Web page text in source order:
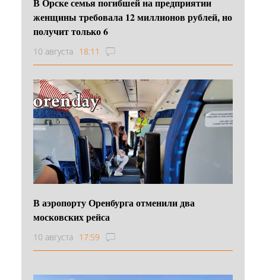
В Орске семья погибшей на предприятии
женщины требовала 12 миллионов рублей, но
получит только 6
10 августа 18:11
В аэропорту Оренбурга отменили два
московских рейса
10 августа 17:59